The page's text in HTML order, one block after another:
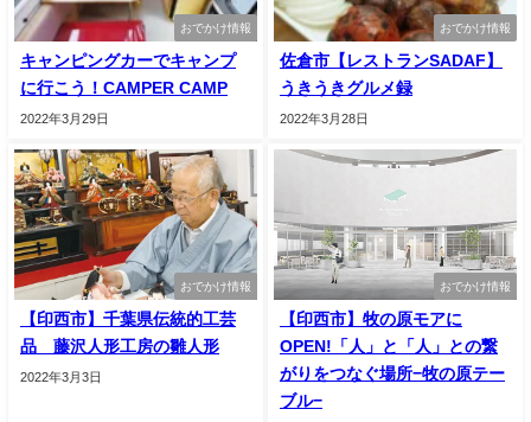
おでかけ情報
キャンピングカーでキャンプ
に行こう！CAMPER CAMP
2022年3月29日
おでかけ情報
佐倉市【レストランSADAF】
うきうきグルメ録
2022年3月28日
おでかけ情報
【印西市】千葉県伝統的工芸
品 藤沢人形工房の雛人形
2022年3月3日
おでかけ情報
【印西市】牧の原モアに
OPEN!「人」と「人」との繋
がりをつなぐ場所−牧の原テー
ブル−